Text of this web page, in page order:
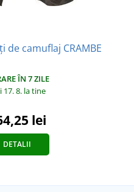
de camuflaj CRAMBE
ÎN 7 ZILE
17. 8. la tine
lei
DETALII